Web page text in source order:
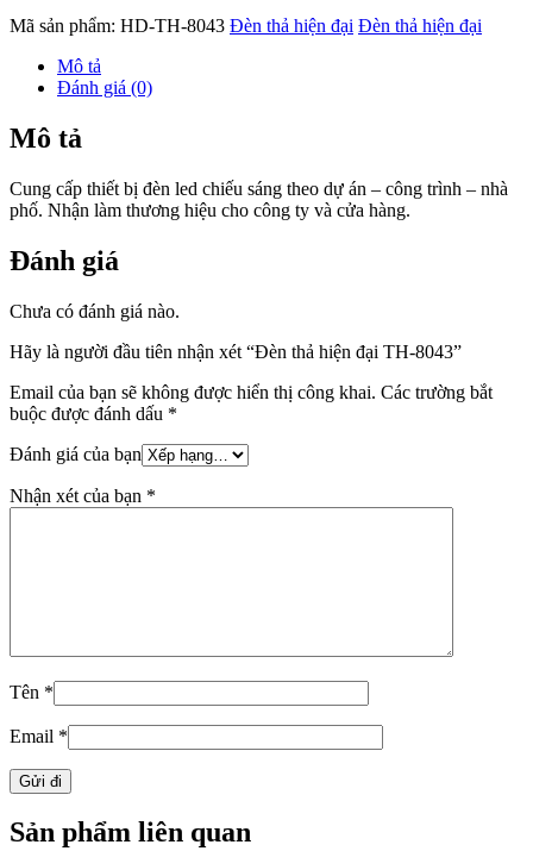
Mã sản phẩm: HD-TH-8043 Đèn thả hiện đại Đèn thả hiện đại
Mô tả
Đánh giá (0)
Mô tả
Cung cấp thiết bị đèn led chiếu sáng theo dự án – công trình – nhà
phố. Nhận làm thương hiệu cho công ty và cửa hàng.
Đánh giá
Chưa có đánh giá nào.
Hãy là người đầu tiên nhận xét “Đèn thả hiện đại TH-8043”
Email của bạn sẽ không được hiển thị công khai. Các trường bắt
buộc được đánh dấu *
Đánh giá của bạn
Nhận xét của bạn *
Tên *
Email *
Sản phẩm liên quan